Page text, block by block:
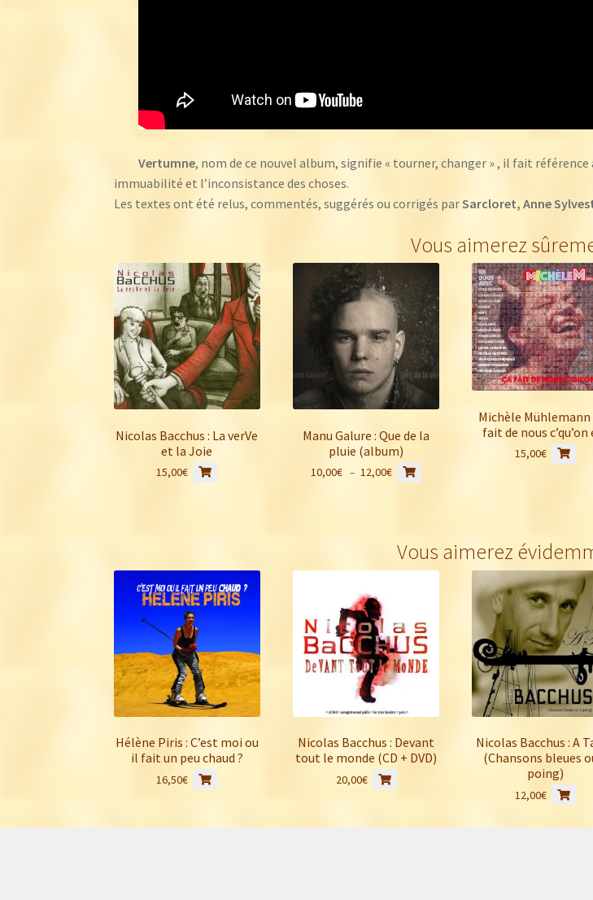
Vertumne, nom de ce nouvel album, signifie « tourner, changer » , il fait
immuabilité et l’inconsistance des choses.
Les textes ont été relus, commentés, suggérés ou corrigés parSarcloret, Anne
Vous aimerez
Nicolas Bacchus : La verVe
et la Joie
15,00€
Manu Galure : Que de la
pluie (album)
10,00€ – 12,00€
Plage
à
12,00€
variations.
Les
choisies
sur
la
produit
Michèle Mühlemann
fait de nous c’qu’on
15,00€
Vous aimerez
Hélène Piris : C’est moi ou
il fait un peu chaud ?
16,50€
Nicolas Bacchus : Devant
tout le monde (CD + DVD)
20,00€
Nicolas Bacchus : A
(Chansons bleues
poing)
12,00€